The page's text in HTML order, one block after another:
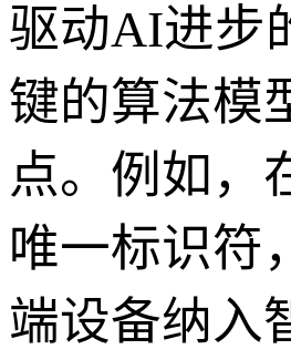
驱动AI进步
键的算法模
点。例如，
唯一标识符
端设备纳入